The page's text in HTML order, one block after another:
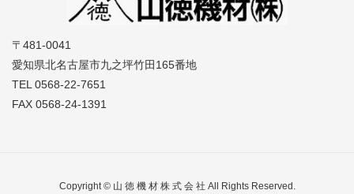
〒481-0041
愛知県北名古屋市九之坪竹田165番地
TEL 0568-22-7651
FAX 0568-24-1391
Copyright © 山 徳 機 材 株 式 会 社 All Rights Reserved.